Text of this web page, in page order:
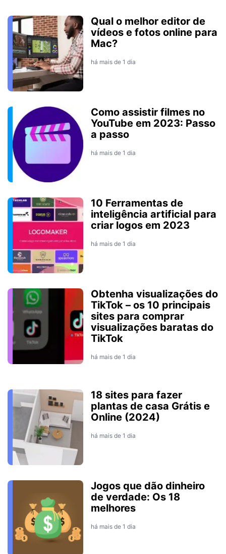
Qual o melhor editor de
vídeos e fotos online para
Mac?
há mais de 1 dia
Como assistir filmes no
YouTube em 2023: Passo
a passo
há mais de 1 dia
10 Ferramentas de
inteligência artificial para
criar logos em 2023
há mais de 1 dia
Obtenha visualizações do
TikTok – os 10 principais
sites para comprar
visualizações baratas do
TikTok
há mais de 1 dia
18 sites para fazer
plantas de casa Grátis e
Online (2024)
há mais de 1 dia
Jogos que dão dinheiro
de verdade: Os 18
melhores
há mais de 1 dia